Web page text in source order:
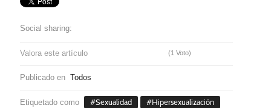
Social sharing:
Valora este artículo (1 Voto)
Publicado en Todos
Etiquetado como Sexualidad
Hipersexualización